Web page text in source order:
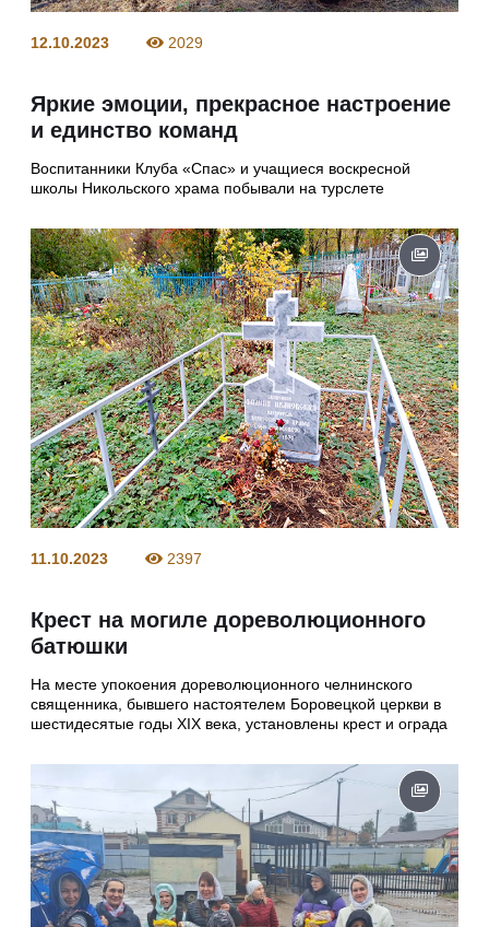
12.10.2023 2029
Яркие эмоции, прекрасное настроение
и единство команд
Воспитанники Клуба «Спас» и учащиеся воскресной
школы Никольского храма побывали на турслете
11.10.2023 2397
Крест на могиле дореволюционного
батюшки
На месте упокоения дореволюционного челнинского
священника, бывшего настоятелем Боровецкой церкви в
шестидесятые годы XIX века, установлены крест и ограда